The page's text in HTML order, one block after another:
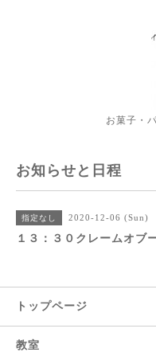
お菓子・
お知らせと日程
指定なし 2020-12-06 (Sun)
１３：３０クレームオブ
トップページ
教室